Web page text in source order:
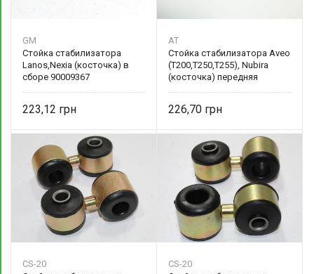
GM
Стойка стабилизатора
Lanos,Nexia (косточка) в
сборе 90009367
223,12
AT
Стойка стабилизатора Aveo
(T200,T250,T255), Nubira
(косточка) передняя
226,70
CS-20
CS-20